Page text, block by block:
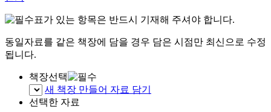
표가 있는 항목은 반드시 기재해 주셔야 합니다.
동일자료를 같은 책장에 담을 경우 담은 시점만 최신으로 수정
됩니다.
책장선택
새 책장 만들어 자료 담기
선택한 자료